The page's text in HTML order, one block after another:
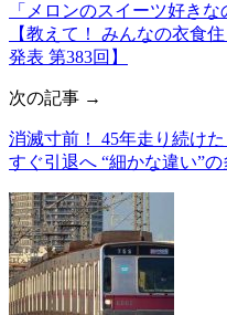
「メロンのスイーツ好き
【教えて！ みんなの衣食
発表 第383回】
次の記事 →
消滅寸前！ 45年走り続け
すぐ引退へ “細かな違い”